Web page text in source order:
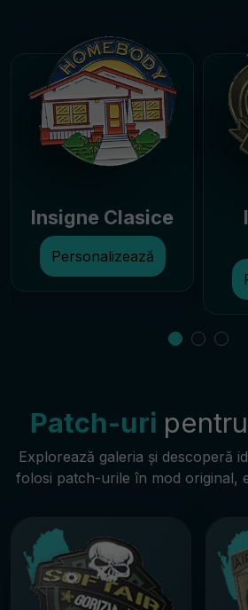
Insigne Clasice
Personalizează
Patch-uri
Explorează galeria și descoperă
folosi patch-urile în mod original,